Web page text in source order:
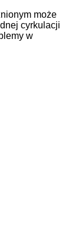
może
cyrkulacji
w